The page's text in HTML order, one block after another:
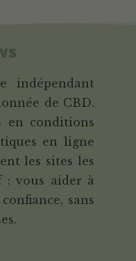
indépendant
de CBD.
en conditions
en ligne
les sites les
: vous aider à
sans